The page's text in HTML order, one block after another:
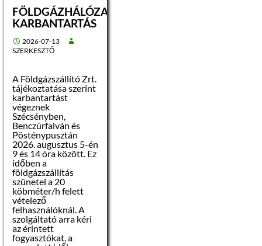
FÖLDGÁZHÁLÓZAT
KARBANTARTÁS
2026-07-13
SZERKESZTŐ
A Földgázszállító Zrt.
tájékoztatása szerint
karbantartást
végeznek
Szécsényben,
Benczúrfalván és
Pösténypusztán
2026. augusztus 5-én
9 és 14 óra között. Ez
időben a
földgázszállítás
szünetel a 20
köbméter/h felett
vételező
felhasználóknál. A
szolgáltató arra kéri
az érintett
fogyasztókat, a